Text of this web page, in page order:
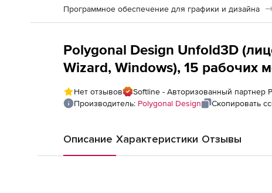
Программное обеспечение для графики и дизайна
Polygonal Design Unfold3D
Wizard, Windows), 15 рабочих
Нет отзывов
Softline - Авторизованный партнер
Производитель: Polygonal Design Скопировать
Описание Характеристики Отзывы